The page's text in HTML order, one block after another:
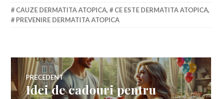
CAUZE DERMATITA ATOPICA, CE ESTE DERMATITA ATOPICA,
PREVENIRE DERMATITA ATOPICA
Navigare
PRECEDENT
Articolul
Idei de cadouri pentru